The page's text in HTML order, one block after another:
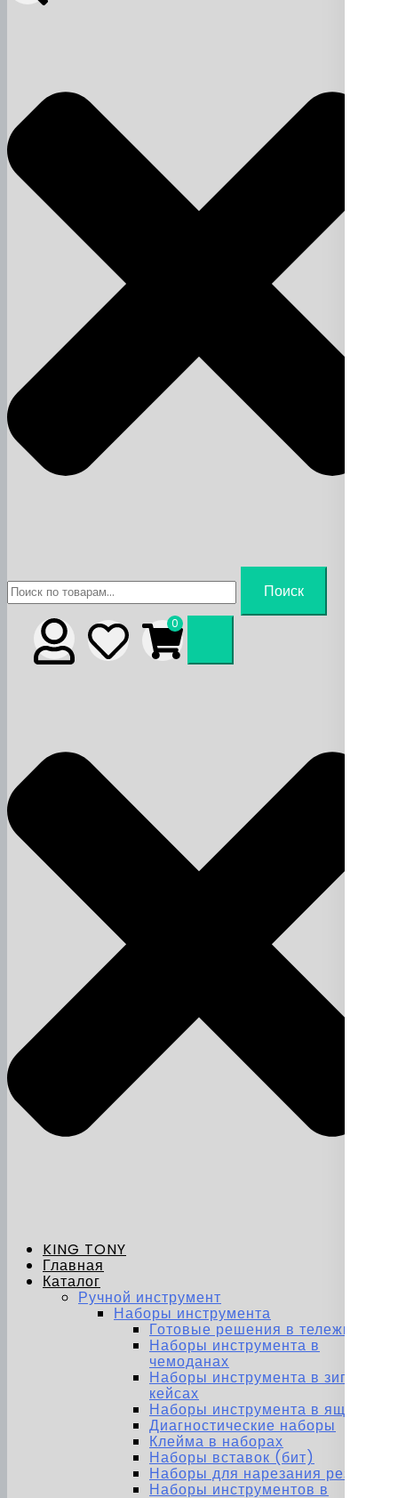
Поиск
0
KING TONY
Главная
Каталог
Ручной инструмент
Наборы инструмента
Готовые решения в тележках
Наборы инструмента в
чемоданах
Наборы инструмента в зип-
кейсах
Наборы инструмента в ящиках
Диагностические наборы
Клейма в наборах
Наборы вставок (бит)
Наборы для нарезания резьбы
Наборы инструментов в